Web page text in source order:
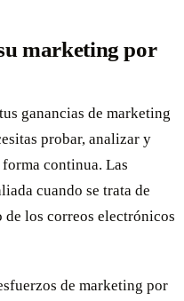
marketing por
ganancias de marketing
probar, analizar y
continua. Las
cuando se trata de
los correos electrónicos
de marketing por